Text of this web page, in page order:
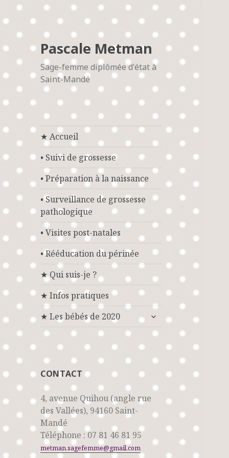
Pascale Metman
Sage-femme diplômée d'état à
Saint-Mandé
★ Accueil
• Suivi de grossesse
• Préparation à la naissance
• Surveillance de grossesse
pathologique
• Visites post-natales
• Rééducation du périnée
★ Qui suis-je ?
★ Infos pratiques
★ Les bébés de 2020
ouvrir
sous-
menu
CONTACT
4, avenue Quihou (angle rue
des Vallées), 94160 Saint-
Mandé
Téléphone : 07 81 46 81 95
metman.sagefemme@gmail.com